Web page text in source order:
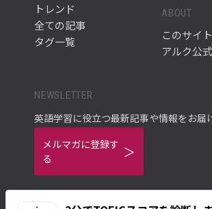
トレンド
全ての記事
タグ一覧
ABOUT
このサイ
アルク公
NEWSLETTER
英語学習に役立つ最新記事や情報をお届
メルマガに登録す
る